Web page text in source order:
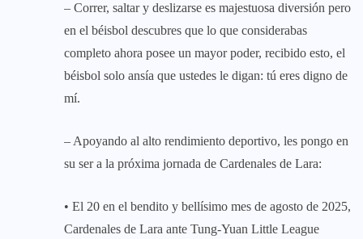
– Correr, saltar y deslizarse es majestuosa diversión pero
en el béisbol descubres que lo que considerabas
completo ahora posee un mayor poder, recibido esto, el
béisbol solo ansía que ustedes le digan: tú eres digno de
mí.
– Apoyando al alto rendimiento deportivo, les pongo en
su ser a la próxima jornada de Cardenales de Lara:
• El 20 en el bendito y bellísimo mes de agosto de 2025,
Cardenales de Lara ante Tung-Yuan Little League